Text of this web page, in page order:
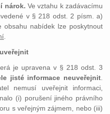
nárok. Ve vztahu k zadávacímu
v § 218 odst. 2 písm. a)
nabídek lze poskytnout
je upravena v § 218 odst. 3
jisté informace neuveřejnit
nemusí uveřejnit informaci,
(i) porušení jiného právního
s veřejným zájmem, nebo (iii)